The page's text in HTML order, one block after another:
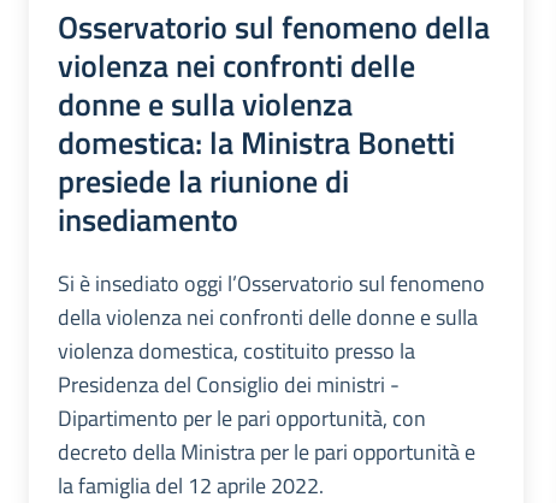
Osservatorio sul fenomeno della
violenza nei confronti delle
donne e sulla violenza
domestica: la Ministra Bonetti
presiede la riunione di
insediamento
Si è insediato oggi l’Osservatorio sul fenomeno
della violenza nei confronti delle donne e sulla
violenza domestica, costituito presso la
Presidenza del Consiglio dei ministri -
Dipartimento per le pari opportunità, con
decreto della Ministra per le pari opportunità e
la famiglia del 12 aprile 2022.